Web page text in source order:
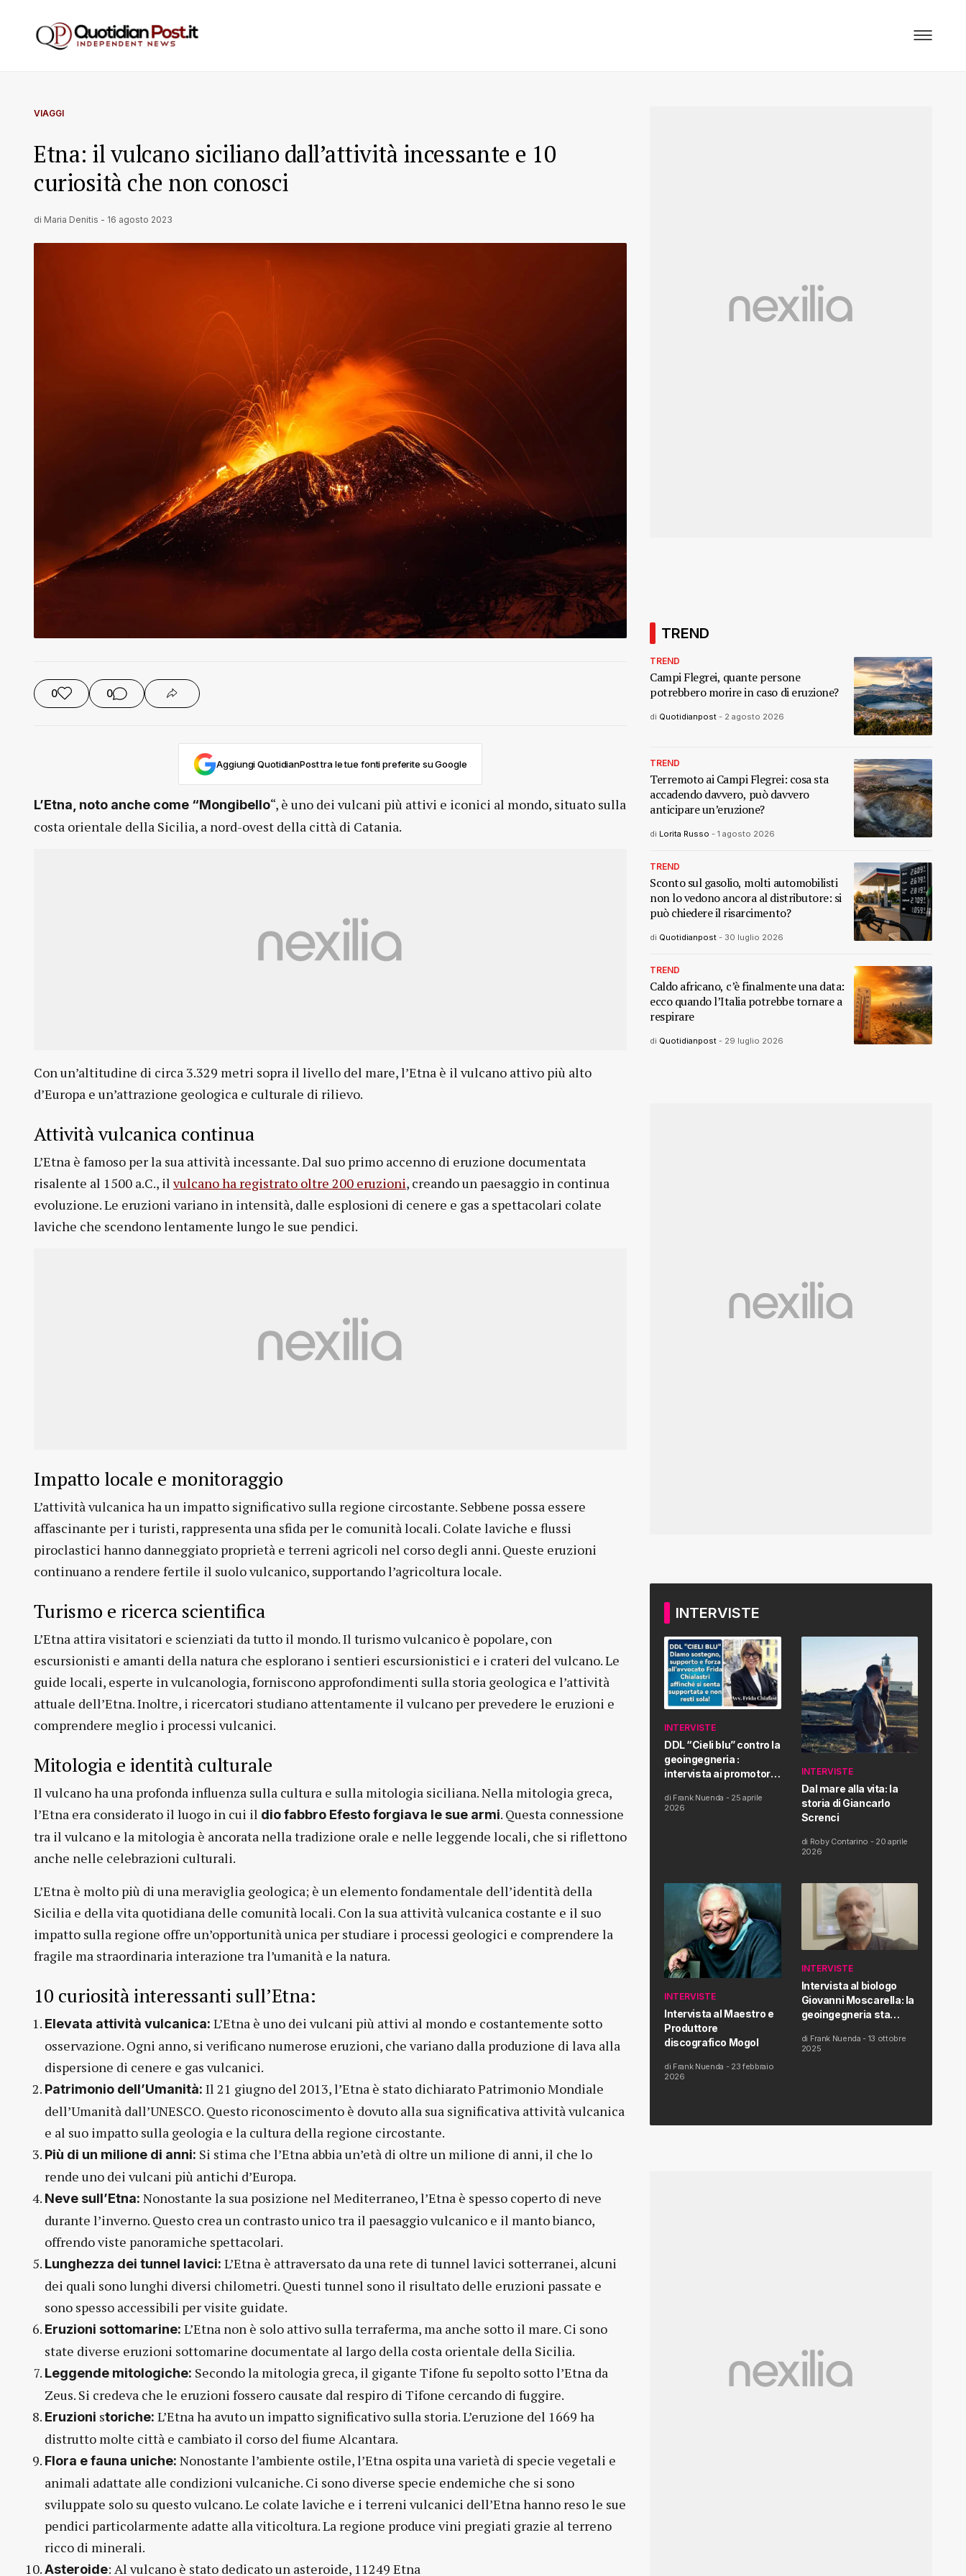
VIAGGI
Etna: il vulcano siciliano dall’attività incessante e 10
curiosità che non conosci
di Maria Denitis - 16 agosto 2023
0 0
Aggiungi QuotidianPost tra le tue fonti preferite su Google
L’Etna, noto anche come “Mongibello“, è uno dei vulcani più attivi e iconici al mondo, situato sulla
costa orientale della Sicilia, a nord-ovest della città di Catania.
Con un’altitudine di circa 3.329 metri sopra il livello del mare, l’Etna è il vulcano attivo più alto
d’Europa e un’attrazione geologica e culturale di rilievo.
Attività vulcanica continua
L’Etna è famoso per la sua attività incessante. Dal suo primo accenno di eruzione documentata
risalente al 1500 a.C., il vulcano ha registrato oltre 200 eruzioni, creando un paesaggio in continua
evoluzione. Le eruzioni variano in intensità, dalle esplosioni di cenere e gas a spettacolari colate
laviche che scendono lentamente lungo le sue pendici.
Impatto locale e monitoraggio
L’attività vulcanica ha un impatto significativo sulla regione circostante. Sebbene possa essere
affascinante per i turisti, rappresenta una sfida per le comunità locali. Colate laviche e flussi
piroclastici hanno danneggiato proprietà e terreni agricoli nel corso degli anni. Queste eruzioni
continuano a rendere fertile il suolo vulcanico, supportando l’agricoltura locale.
Turismo e ricerca scientifica
L’Etna attira visitatori e scienziati da tutto il mondo. Il turismo vulcanico è popolare, con
escursionisti e amanti della natura che esplorano i sentieri escursionistici e i crateri del vulcano. Le
guide locali, esperte in vulcanologia, forniscono approfondimenti sulla storia geologica e l’attività
attuale dell’Etna. Inoltre, i ricercatori studiano attentamente il vulcano per prevedere le eruzioni e
comprendere meglio i processi vulcanici.
Mitologia e identità culturale
Il vulcano ha una profonda influenza sulla cultura e sulla mitologia siciliana. Nella mitologia greca,
l’Etna era considerato il luogo in cui il dio fabbro Efesto forgiava le sue armi. Questa connessione
tra il vulcano e la mitologia è ancorata nella tradizione orale e nelle leggende locali, che si riflettono
anche nelle celebrazioni culturali.
L’Etna è molto più di una meraviglia geologica; è un elemento fondamentale dell’identità della
Sicilia e della vita quotidiana delle comunità locali. Con la sua attività vulcanica costante e il suo
impatto sulla regione offre un’opportunità unica per studiare i processi geologici e comprendere la
fragile ma straordinaria interazione tra l’umanità e la natura.
10 curiosità interessanti sull’Etna:
Elevata attività vulcanica: L’Etna è uno dei vulcani più attivi al mondo e costantemente sotto
osservazione. Ogni anno, si verificano numerose eruzioni, che variano dalla produzione di lava alla
dispersione di cenere e gas vulcanici.
Patrimonio dell’Umanità: Il 21 giugno del 2013, l’Etna è stato dichiarato Patrimonio Mondiale
dell’Umanità dall’UNESCO. Questo riconoscimento è dovuto alla sua significativa attività vulcanica
e al suo impatto sulla geologia e la cultura della regione circostante.
Più di un milione di anni: Si stima che l’Etna abbia un’età di oltre un milione di anni, il che lo
rende uno dei vulcani più antichi d’Europa.
Neve sull’Etna: Nonostante la sua posizione nel Mediterraneo, l’Etna è spesso coperto di neve
durante l’inverno. Questo crea un contrasto unico tra il paesaggio vulcanico e il manto bianco,
offrendo viste panoramiche spettacolari.
Lunghezza dei tunnel lavici: L’Etna è attraversato da una rete di tunnel lavici sotterranei, alcuni
dei quali sono lunghi diversi chilometri. Questi tunnel sono il risultato delle eruzioni passate e
sono spesso accessibili per visite guidate.
Eruzioni sottomarine: L’Etna non è solo attivo sulla terraferma, ma anche sotto il mare. Ci sono
state diverse eruzioni sottomarine documentate al largo della costa orientale della Sicilia.
Leggende mitologiche: Secondo la mitologia greca, il gigante Tifone fu sepolto sotto l’Etna da
Zeus. Si credeva che le eruzioni fossero causate dal respiro di Tifone cercando di fuggire.
Eruzioni storiche: L’Etna ha avuto un impatto significativo sulla storia. L’eruzione del 1669 ha
distrutto molte città e cambiato il corso del fiume Alcantara.
Flora e fauna uniche: Nonostante l’ambiente ostile, l’Etna ospita una varietà di specie vegetali e
animali adattate alle condizioni vulcaniche. Ci sono diverse specie endemiche che si sono
sviluppate solo su questo vulcano. Le colate laviche e i terreni vulcanici dell’Etna hanno reso le sue
pendici particolarmente adatte alla viticoltura. La regione produce vini pregiati grazie al terreno
ricco di minerali.
Asteroide: Al vulcano è stato dedicato un asteroide, 11249 Etna
TREND
TREND
Campi Flegrei, quante persone
potrebbero morire in caso di eruzione?
di Quotidianpost - 2 agosto 2026
TREND
Terremoto ai Campi Flegrei: cosa sta
accadendo davvero, può davvero
anticipare un’eruzione?
di Lorita Russo - 1 agosto 2026
TREND
Sconto sul gasolio, molti automobilisti
non lo vedono ancora al distributore: si
può chiedere il risarcimento?
di Quotidianpost - 30 luglio 2026
TREND
Caldo africano, c’è finalmente una data:
ecco quando l’Italia potrebbe tornare a
respirare
di Quotidianpost - 29 luglio 2026
INTERVISTE
INTERVISTE
DDL “Cieli blu” contro la
geoingegneria :
intervista ai promotori
Proposta di Legge
di Frank Nuenda - 25 aprile
2026
INTERVISTE
Dal mare alla vita: la
storia di Giancarlo
Screnci
di Roby Contarino - 20 aprile
2026
INTERVISTE
Intervista al Maestro e
Produttore
discografico Mogol
di Frank Nuenda - 23 febbraio
2026
INTERVISTE
Intervista al biologo
Giovanni Moscarella: la
geoingegneria sta
salute dell’uomo
di Frank Nuenda - 13 ottobre
2025